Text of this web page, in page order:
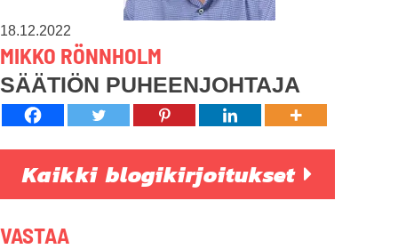
18.12.2022
MIKKO RÖNNHOLM
SÄÄTIÖN PUHEENJOHTAJA
Kaikki blogikirjoitukset
VASTAA